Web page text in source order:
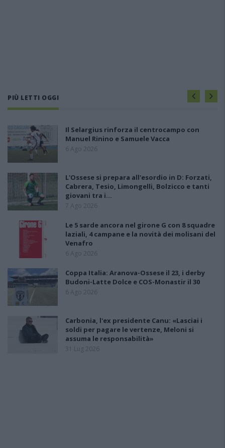
PIÙ LETTI OGGI
Il Selargius rinforza il centrocampo con
Manuel Rinino e Samuele Vacca
6 Ago 2026
L'Ossese si prepara all'esordio in D: Forzati,
Cabrera, Tesio, Limongelli, Bolzicco e tanti
giovani tra i…
7 Ago 2026
Le 5 sarde ancora nel girone G con 8 squadre
laziali, 4 campane e la novità dei molisani del
Venafro
6 Ago 2026
Coppa Italia: Aranova-Ossese il 23, i derby
Budoni-Latte Dolce e COS-Monastir il 30
6 Ago 2026
Carbonia, l'ex presidente Canu: «Lasciai i
soldi per pagare le vertenze, Meloni si
assuma le responsabilità»
31 Lug 2026